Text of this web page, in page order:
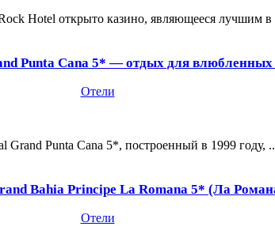
Hotel открыто казино, являющееся лучшим в
Punta Cana 5* — отдых для влюбленных
Отели
Grand Punta Cana 5*, построенный в 1999 году,
Bahia Principe La Romana 5* (Ла
Отели